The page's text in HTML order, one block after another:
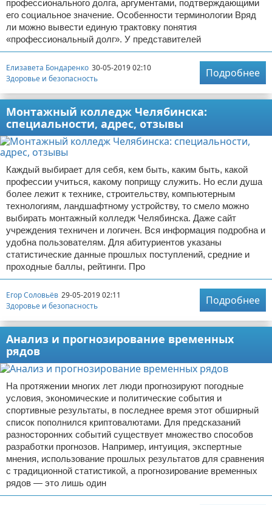
профессионального долга, аргументами, подтверждающими
его социальное значение. Особенности терминологии Вряд
ли можно вывести единую трактовку понятия
«профессиональный долг». У представителей
Елизавета Бондаренко 30-05-2019 02:10
Здоровье и безопасность
Подробнее
Монтажный колледж Челябинска:
специальности, адрес, отзывы
Каждый выбирает для себя, кем быть, каким быть, какой
профессии учиться, какому поприщу служить. Но если душа
более лежит к технике, строительству, компьютерным
технологиям, ландшафтному устройству, то смело можно
выбирать монтажный колледж Челябинска. Даже сайт
учреждения техничен и логичен. Вся информация подробна и
удобна пользователям. Для абитуриентов указаны
статистические данные прошлых поступлений, средние и
проходные баллы, рейтинги. Про
Егор Соловьёв 29-05-2019 02:11
Здоровье и безопасность
Подробнее
Анализ и прогнозирование временных
рядов
На протяжении многих лет люди прогнозируют погодные
условия, экономические и политические события и
спортивные результаты, в последнее время этот обширный
список пополнился криптовалютами. Для предсказаний
разносторонних событий существует множество способов
разработки прогнозов. Например, интуиция, экспертные
мнения, использование прошлых результатов для сравнения
с традиционной статистикой, а прогнозирование временных
рядов — это лишь один